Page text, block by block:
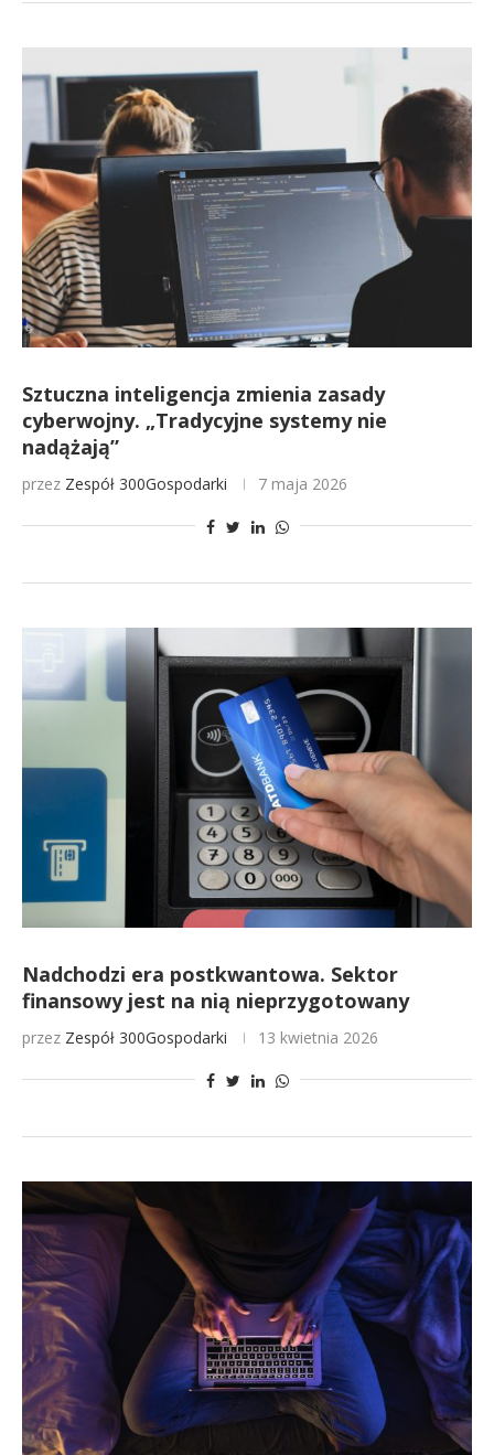
Sztuczna inteligencja zmienia zasady
cyberwojny. „Tradycyjne systemy nie
nadążają”
przez Zespół 300Gospodarki 7 maja 2026
Nadchodzi era postkwantowa. Sektor
finansowy jest na nią nieprzygotowany
przez Zespół 300Gospodarki 13 kwietnia 2026